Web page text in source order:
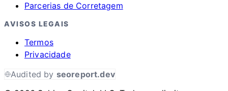
Parcerias de Corretagem
AVISOS LEGAIS
Termos
Privacidade
Audited by seoreport.dev